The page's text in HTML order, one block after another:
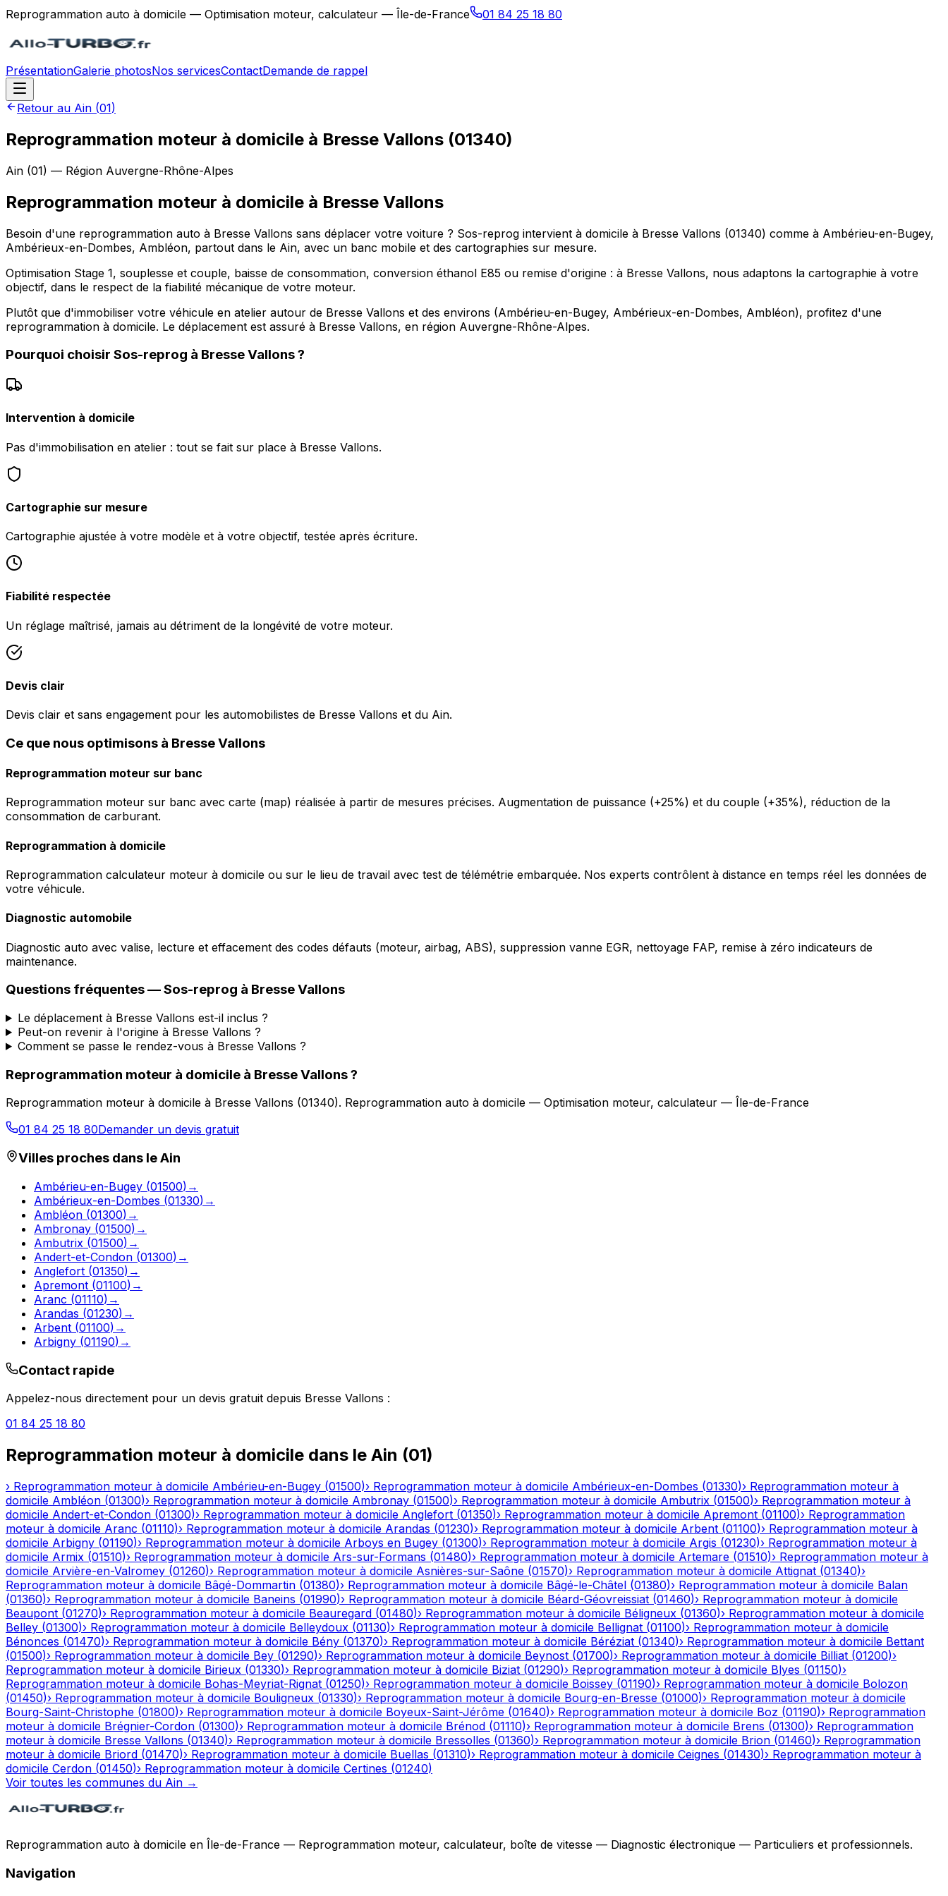
Reprogrammation auto à domicile — Optimisation moteur, calculateur — Île-de-France 01 84 25 18 80
PrésentationGalerie photosNos servicesContactDemande de rappel
Retour au Ain (01)
Reprogrammation moteur à domicile à Bresse Vallons (01340)
Ain (01) — Région Auvergne-Rhône-Alpes
Reprogrammation moteur à domicile à Bresse Vallons
Besoin d'une reprogrammation auto à Bresse Vallons sans déplacer votre voiture ? Sos-reprog intervient à domicile à Bresse Vallons (01340) comme à Ambérieu-en-Bugey,
Ambérieux-en-Dombes, Ambléon, partout dans le Ain, avec un banc mobile et des cartographies sur mesure.
Optimisation Stage 1, souplesse et couple, baisse de consommation, conversion éthanol E85 ou remise d'origine : à Bresse Vallons, nous adaptons la cartographie à votre
objectif, dans le respect de la fiabilité mécanique de votre moteur.
Plutôt que d'immobiliser votre véhicule en atelier autour de Bresse Vallons et des environs (Ambérieu-en-Bugey, Ambérieux-en-Dombes, Ambléon), profitez d'une
reprogrammation à domicile. Le déplacement est assuré à Bresse Vallons, en région Auvergne-Rhône-Alpes.
Pourquoi choisir Sos-reprog à Bresse Vallons?
Intervention à domicile
Pas d'immobilisation en atelier : tout se fait sur place à Bresse Vallons.
Cartographie sur mesure
Cartographie ajustée à votre modèle et à votre objectif, testée après écriture.
Fiabilité respectée
Un réglage maîtrisé, jamais au détriment de la longévité de votre moteur.
Devis clair
Devis clair et sans engagement pour les automobilistes de Bresse Vallons et du Ain.
Ce que nous optimisons à Bresse Vallons
Reprogrammation moteur sur banc
Reprogrammation moteur sur banc avec carte (map) réalisée à partir de mesures précises. Augmentation de puissance (+25%) et du couple (+35%), réduction de la
consommation de carburant.
Reprogrammation à domicile
Reprogrammation calculateur moteur à domicile ou sur le lieu de travail avec test de télémétrie embarquée. Nos experts contrôlent à distance en temps réel les données de
votre véhicule.
Diagnostic automobile
Diagnostic auto avec valise, lecture et effacement des codes défauts (moteur, airbag, ABS), suppression vanne EGR, nettoyage FAP, remise à zéro indicateurs de
maintenance.
Questions fréquentes —Sos-reprog à Bresse Vallons
Le déplacement à Bresse Vallons est-il inclus ?
Peut-on revenir à l'origine à Bresse Vallons ?
Comment se passe le rendez-vous à Bresse Vallons ?
Reprogrammation moteur à domicile à Bresse Vallons?
Reprogrammation moteur à domicile à Bresse Vallons (01340). Reprogrammation auto à domicile — Optimisation moteur, calculateur — Île-de-France
01 84 25 18 80Demander un devis gratuit
Villes proches dans leAin
Ambérieu-en-Bugey (01500) →
Ambérieux-en-Dombes (01330) →
Ambléon (01300) →
Ambronay (01500) →
Ambutrix (01500) →
Andert-et-Condon (01300) →
Anglefort (01350) →
Apremont (01100) →
Aranc (01110) →
Arandas (01230) →
Arbent (01100) →
Arbigny (01190) →
Contact rapide
Appelez-nous directement pour un devis gratuit depuis Bresse Vallons :
01 84 25 18 80
Reprogrammation moteur à domicile dans le Ain (01)
› Reprogrammation moteur à domicile Ambérieu-en-Bugey (01500)› Reprogrammation moteur à domicile Ambérieux-en-Dombes (01330)› Reprogrammation moteur à
domicile Ambléon (01300)› Reprogrammation moteur à domicile Ambronay (01500)› Reprogrammation moteur à domicile Ambutrix (01500)› Reprogrammation moteur à
domicile Andert-et-Condon (01300)› Reprogrammation moteur à domicile Anglefort (01350)› Reprogrammation moteur à domicile Apremont (01100)› Reprogrammation
moteur à domicile Aranc (01110)› Reprogrammation moteur à domicile Arandas (01230)› Reprogrammation moteur à domicile Arbent (01100)› Reprogrammation moteur à
domicile Arbigny (01190)› Reprogrammation moteur à domicile Arboys en Bugey (01300)› Reprogrammation moteur à domicile Argis (01230)› Reprogrammation moteur à
domicile Armix (01510)› Reprogrammation moteur à domicile Ars-sur-Formans (01480)› Reprogrammation moteur à domicile Artemare (01510)› Reprogrammation moteur à
domicile Arvière-en-Valromey (01260)› Reprogrammation moteur à domicile Asnières-sur-Saône (01570)› Reprogrammation moteur à domicile Attignat (01340)›
Reprogrammation moteur à domicile Bâgé-Dommartin (01380)› Reprogrammation moteur à domicile Bâgé-le-Châtel (01380)› Reprogrammation moteur à domicile Balan
(01360)› Reprogrammation moteur à domicile Baneins (01990)› Reprogrammation moteur à domicile Béard-Géovreissiat (01460)› Reprogrammation moteur à domicile
Beaupont (01270)› Reprogrammation moteur à domicile Beauregard (01480)› Reprogrammation moteur à domicile Béligneux (01360)› Reprogrammation moteur à domicile
Belley (01300)› Reprogrammation moteur à domicile Belleydoux (01130)› Reprogrammation moteur à domicile Bellignat (01100)› Reprogrammation moteur à domicile
Bénonces (01470)› Reprogrammation moteur à domicile Bény (01370)› Reprogrammation moteur à domicile Béréziat (01340)› Reprogrammation moteur à domicile Bettant
(01500)› Reprogrammation moteur à domicile Bey (01290)› Reprogrammation moteur à domicile Beynost (01700)› Reprogrammation moteur à domicile Billiat (01200)›
Reprogrammation moteur à domicile Birieux (01330)› Reprogrammation moteur à domicile Biziat (01290)› Reprogrammation moteur à domicile Blyes (01150)›
Reprogrammation moteur à domicile Bohas-Meyriat-Rignat (01250)› Reprogrammation moteur à domicile Boissey (01190)› Reprogrammation moteur à domicile Bolozon
(01450)› Reprogrammation moteur à domicile Bouligneux (01330)› Reprogrammation moteur à domicile Bourg-en-Bresse (01000)› Reprogrammation moteur à domicile
Bourg-Saint-Christophe (01800)› Reprogrammation moteur à domicile Boyeux-Saint-Jérôme (01640)› Reprogrammation moteur à domicile Boz (01190)› Reprogrammation
moteur à domicile Brégnier-Cordon (01300)› Reprogrammation moteur à domicile Brénod (01110)› Reprogrammation moteur à domicile Brens (01300)› Reprogrammation
moteur à domicile Bresse Vallons (01340)› Reprogrammation moteur à domicile Bressolles (01360)› Reprogrammation moteur à domicile Brion (01460)› Reprogrammation
moteur à domicile Briord (01470)› Reprogrammation moteur à domicile Buellas (01310)› Reprogrammation moteur à domicile Ceignes (01430)› Reprogrammation moteur à
domicile Cerdon (01450)› Reprogrammation moteur à domicile Certines (01240)
Voir toutes les communes du Ain →
Reprogrammation auto à domicile en Île-de-France — Reprogrammation moteur, calculateur, boîte de vitesse — Diagnostic électronique — Particuliers et professionnels.
Navigation